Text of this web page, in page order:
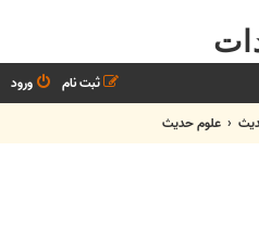
ورود
ثبت نام
علوم حدیث